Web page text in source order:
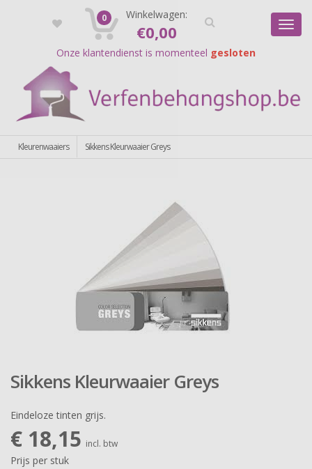
Registreer Login
Onze klantendienst is momenteel gesloten
0 Winkelwagen:
€0,00
Kleurenwaaiers Sikkens Kleurwaaier Greys
Sikkens Kleurwaaier Greys
Eindeloze tinten grijs.
€ 18,15 incl. btw
Prijs per stuk